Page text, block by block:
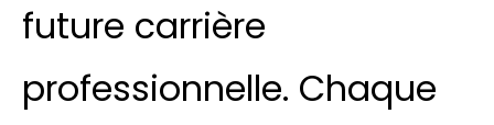
future carrière
professionnelle. Chaque